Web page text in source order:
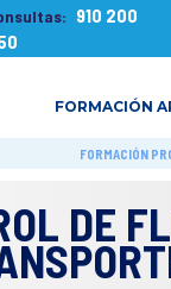
910 200
FORMACIÓN
FORMACIÓN
DE